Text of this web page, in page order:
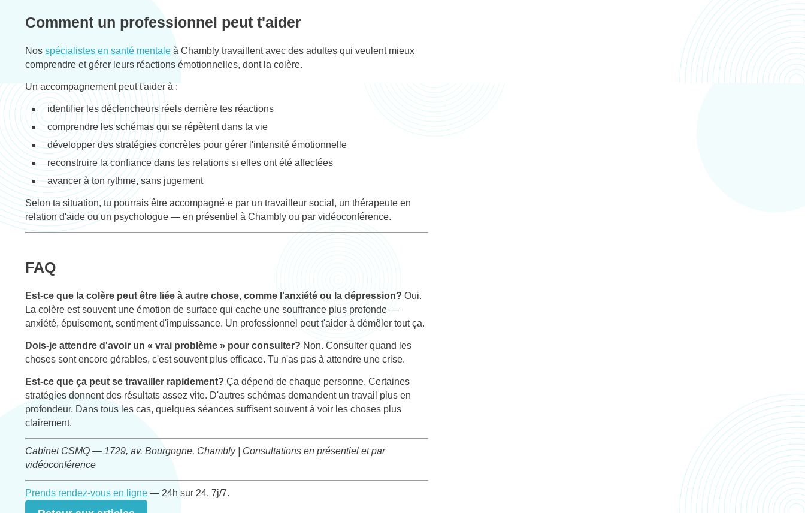
Comment un professionnel peut t'aider
Nos spécialistes en santé mentale à Chambly travaillent avec des adultes qui veulent mieux
comprendre et gérer leurs réactions émotionnelles, dont la colère.
Un accompagnement peut t'aider à :
identifier les déclencheurs réels derrière tes réactions
comprendre les schémas qui se répètent dans ta vie
développer des stratégies concrètes pour gérer l'intensité émotionnelle
reconstruire la confiance dans tes relations si elles ont été affectées
avancer à ton rythme, sans jugement
Selon ta situation, tu pourrais être accompagné·e par un travailleur social, un thérapeute en
relation d'aide ou un psychologue — en présentiel à Chambly ou par vidéoconférence.
FAQ
Est-ce que la colère peut être liée à autre chose, comme l'anxiété ou la dépression? Oui.
La colère est souvent une émotion de surface qui cache une souffrance plus profonde —
anxiété, épuisement, sentiment d'impuissance. Un professionnel peut t'aider à démêler tout ça.
Dois-je attendre d'avoir un « vrai problème » pour consulter? Non. Consulter quand les
choses sont encore gérables, c'est souvent plus efficace. Tu n'as pas à attendre une crise.
Est-ce que ça peut se travailler rapidement? Ça dépend de chaque personne. Certaines
stratégies donnent des résultats assez vite. D'autres schémas demandent un travail plus en
profondeur. Dans tous les cas, quelques séances suffisent souvent à voir les choses plus
clairement.
Cabinet CSMQ — 1729, av. Bourgogne, Chambly | Consultations en présentiel et par
vidéoconférence
Prends rendez-vous en ligne — 24h sur 24, 7j/7.